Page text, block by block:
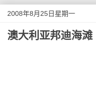
2008年8月25日星期一
澳大利亚邦迪海滩